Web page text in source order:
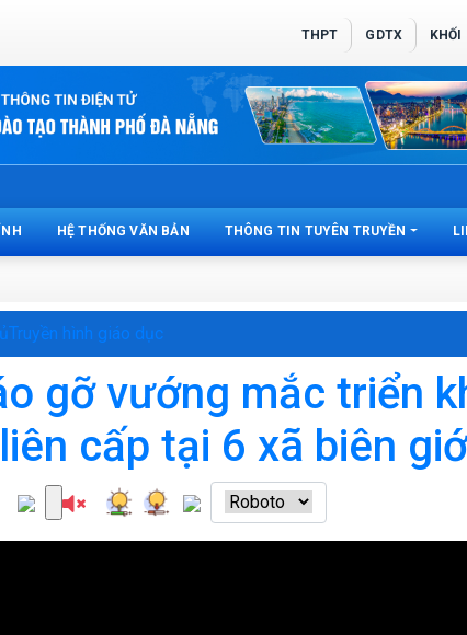
THPT GDTX KHỐI
HỆ THỐNG VĂN BẢN THÔNG TIN TUYÊN TRUYỀN
Truyền hình giáo dục
gỡ vướng mắc triển
cấp tại 6 xã biên